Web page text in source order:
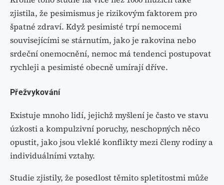
zjistila, že pesimismus je rizikovým faktorem pro
špatné zdraví. Když pesimisté trpí nemocemi
souvisejícími se stárnutím, jako je rakovina nebo
srdeční onemocnění, nemoc má tendenci postupovat
rychleji a pesimisté obecně umírají dříve.
Přežvykování
Existuje mnoho lidí, jejichž myšlení je často ve stavu
úzkosti a kompulzivní poruchy, neschopných něco
opustit, jako jsou vleklé konflikty mezi členy rodiny a
individuálními vztahy.
Studie zjistily, že posedlost těmito spletitostmi může